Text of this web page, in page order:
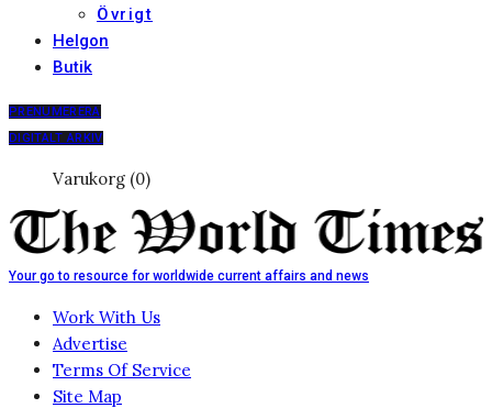
Övrigt
Helgon
Butik
PRENUMERERA
DIGITALT ARKIV
Varukorg (0)
Your go to resource for worldwide current affairs and news
Work With Us
Advertise
Terms Of Service
Site Map